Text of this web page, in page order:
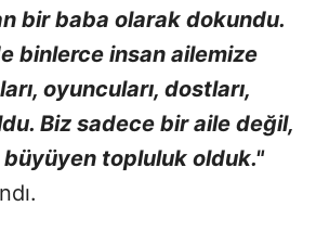
bir baba olarak dokundu.
binlerce insan ailemize
oyuncuları, dostları,
Biz sadece bir aile değil,
büyüyen topluluk olduk."